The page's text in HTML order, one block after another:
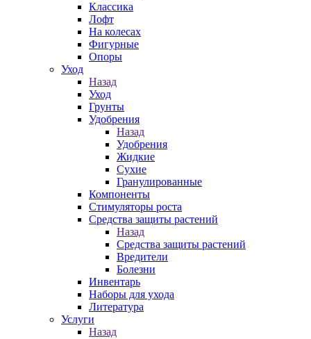
Классика
Лофт
На колесах
Фигурные
Опоры
Уход
Назад
Уход
Грунты
Удобрения
Назад
Удобрения
Жидкие
Сухие
Гранулированные
Компоненты
Стимуляторы роста
Средства защиты растений
Назад
Средства защиты растений
Вредители
Болезни
Инвентарь
Наборы для ухода
Литература
Услуги
Назад